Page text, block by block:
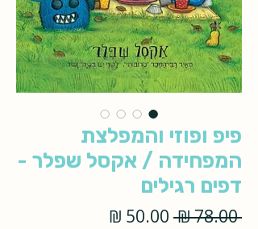
פיפ ופוזי והמפלצת
המפחידה / אקסל שפלר -
דפים רגילים
‏78.00 ‏₪
מחיר